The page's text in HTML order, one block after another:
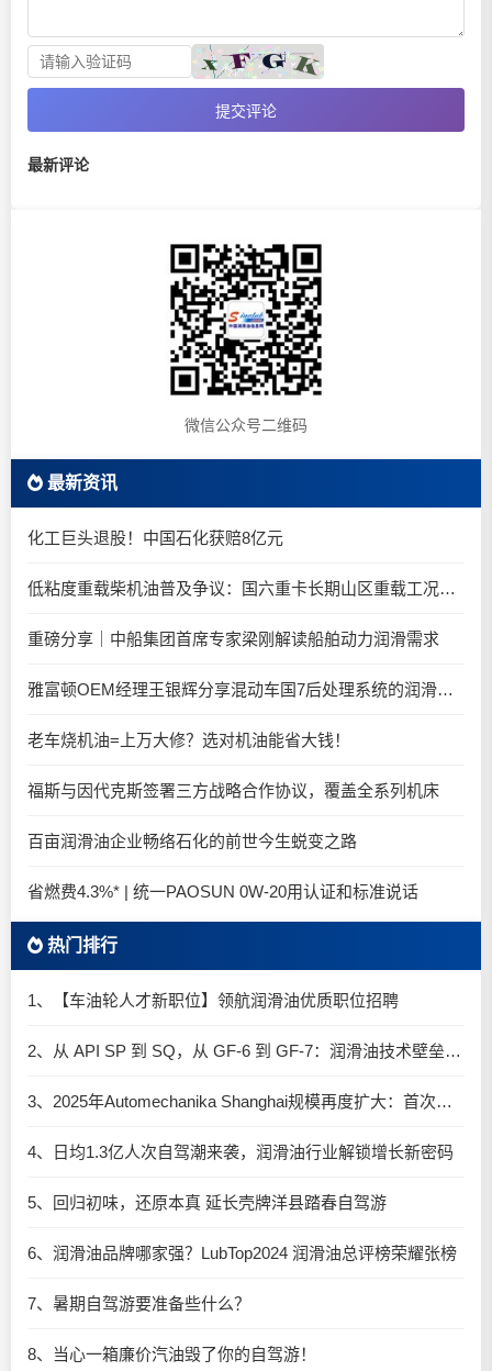
提交评论
最新评论
微信公众号二维码
最新资讯
化工巨头退股！中国石化获赔8亿元
低粘度重载柴机油普及争议：国六重卡长期山区重载工况是否适合0W-20柴油机油？
重磅分享｜中船集团首席专家梁刚解读船舶动力润滑需求
雅富顿OEM经理王银辉分享混动车国7后处理系统的润滑油要求
老车烧机油=上万大修？选对机油能省大钱！
福斯与因代克斯签署三方战略合作协议，覆盖全系列机床
百亩润滑油企业畅络石化的前世今生蜕变之路
省燃费4.3%* | 统一PAOSUN 0W-20用认证和标准说话
热门排行
1、【车油轮人才新职位】领航润滑油优质职位招聘
2、从 API SP 到 SQ，从 GF-6 到 GF-7：润滑油技术壁垒再升高，你准备好了吗？
3、2025年Automechanika Shanghai规模再度扩大：首次启用国家会展中心（上海）全部15个展馆
4、日均1.3亿人次自驾潮来袭，润滑油行业解锁增长新密码​
5、回归初味，还原本真 延长壳牌洋县踏春自驾游
6、润滑油品牌哪家强？LubTop2024 润滑油总评榜荣耀张榜
7、暑期自驾游要准备些什么？
8、当心一箱廉价汽油毁了你的自驾游！